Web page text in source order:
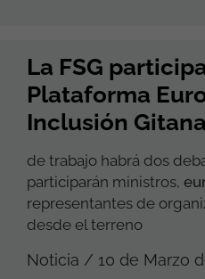
La FSG
Plataforma
Inclusión Gitana
de trabajo habrá dos
participarán ministros,
representantes de
desde el terreno
Noticia / 10 de Marzo